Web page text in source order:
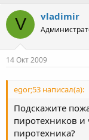
V vladimir
14 Окт 2009
egor;53 написал(а):
Подскажите
пиротехников и
пиротехника?